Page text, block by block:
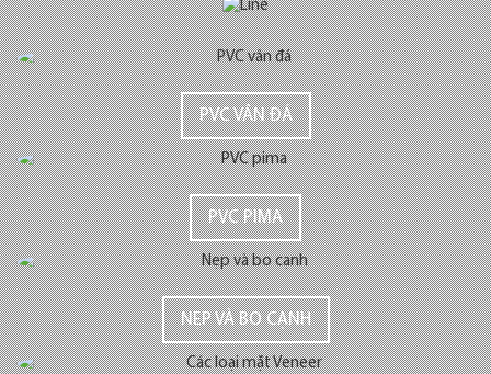
PVC VÂN ĐÁ
PVC PIMA
NẸP VÀ BO CẠNH